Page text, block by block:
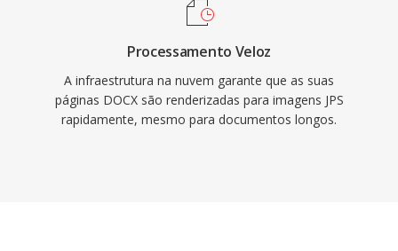
Processamento Veloz
A infraestrutura na nuvem garante que as suas
páginas DOCX são renderizadas para imagens JPS
rapidamente, mesmo para documentos longos.